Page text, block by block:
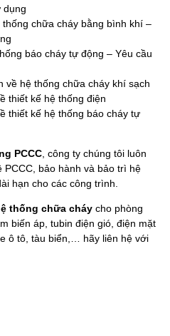
dụng
chữa cháy bằng bình khí –
báo cháy tự động – Yêu cầu
về hệ thống chữa cháy khí sạch
thiết kế hệ thống điện
thiết kế hệ thống báo cháy tự
PCCC , công ty chúng tôi luôn
bảo hành và bảo trì hệ
hạn cho các công trình.
thống chữa cháy cho phòng
biến áp, tubin điện gió, điện mặt
ô tô, tàu biển,… hãy liên hệ với